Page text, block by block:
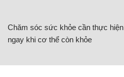
Chăm sóc sức khỏe cần thực hiện
ngay khi cơ thể còn khỏe